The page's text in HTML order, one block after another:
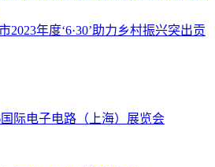
2023年度‘6·30’助力乡村振兴突出贡
际电子电路（上海）展览会